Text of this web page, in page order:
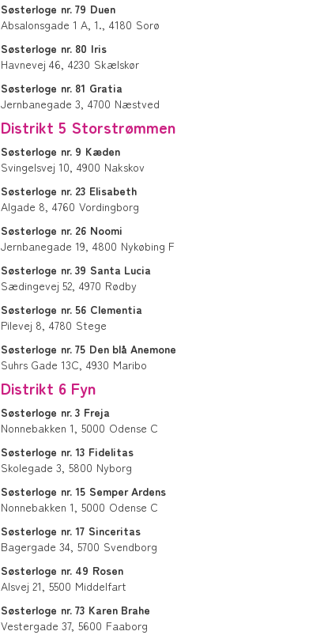
Søsterloge nr. 79 Duen
Absalonsgade 1 A, 1., 4180 Sorø
Søsterloge nr. 80 Iris
Havnevej 46, 4230 Skælskør
Søsterloge nr. 81 Gratia
Jernbanegade 3, 4700 Næstved
Distrikt 5 Storstrømmen
Søsterloge nr. 9 Kæden
Svingelsvej 10, 4900 Nakskov
Søsterloge nr. 23 Elisabeth
Algade 8, 4760 Vordingborg
Søsterloge nr. 26 Noomi
Jernbanegade 19, 4800 Nykøbing F
Søsterloge nr. 39 Santa Lucia
Sædingevej 52, 4970 Rødby
Søsterloge nr. 56 Clementia
Pilevej 8, 4780 Stege
Søsterloge nr. 75 Den blå Anemone
Suhrs Gade 13C, 4930 Maribo
Distrikt 6 Fyn
Søsterloge nr. 3 Freja
Nonnebakken 1, 5000 Odense C
Søsterloge nr. 13 Fidelitas
Skolegade 3, 5800 Nyborg
Søsterloge nr. 15 Semper Ardens
Nonnebakken 1, 5000 Odense C
Søsterloge nr. 17 Sinceritas
Bagergade 34, 5700 Svendborg
Søsterloge nr. 49 Rosen
Alsvej 21, 5500 Middelfart
Søsterloge nr. 73 Karen Brahe
Vestergade 37, 5600 Faaborg